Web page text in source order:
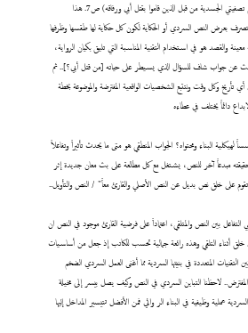
وحملته على الشبكة العالمية، قبل أن يتم تصفيتي الجسدية من قبل الذين قاموا بقتل أبي ورفاقه) ص7. هذا
بعرض النص السردي أو الحكاية لكون كل حكاية لها طقسها وظرفها
والقصد هو في استخدام التقنية المناسبة التي تليق بكيان الرواية،
عن جواب شاف للسؤال الذي يسيطر على حياته [من قتل أبي؟].. ثم
تأريخ وكل وقت ونتتبع الشخصيات الواقعية المفترضة والموضوعة بخطة
دائماً يختلف في عطاءه
لهيكلية البناء ومحتواه؟ الجواب المنطقي هو متى ما يحدث تأثيراً وتفاعلاً
حقيقته مبدعاً آخر للنص، يشتغل مع كل مطالعة على بث معان جديدة إثر
تقوم على خلق نص بديل عن النص الأصلي والقارئ معاً" / النص والتأويل..
التفاعل بين النص والمتلقي، اعتماداً على فرضية القارئ موجود في النص ان
خلق أثناء التلقي وهذه رائعة جمالية تحسب للكاتب إذ جعل من أساسيات
التقنيات المتعددة في بنيتها السردية مما أغنى العمل السردي الضخم
المفترض.. لاحظنا التباين السردي في النص وكيف يصل بيسر إلى مخيلة
عملية وظيفية في البناء الر وائي فمن الأفضل تتيسير المداخل إليها